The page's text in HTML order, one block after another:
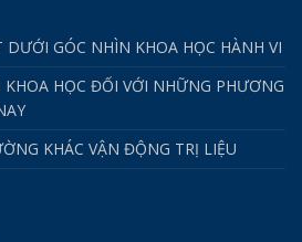
DƯỚI GÓC NHÌN KHOA HỌC HÀNH VI
KHOA HỌC ĐỐI VỚI NHỮNG PHƯƠNG
KHÁC VẬN ĐỘNG TRỊ LIỆU